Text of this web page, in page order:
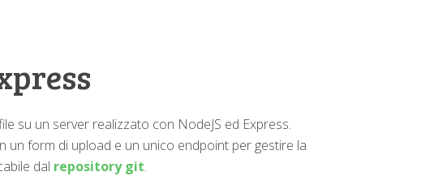
su un server realizzato con NodeJS ed Express.
un form di upload e un unico endpoint per gestire la
dal repository git.